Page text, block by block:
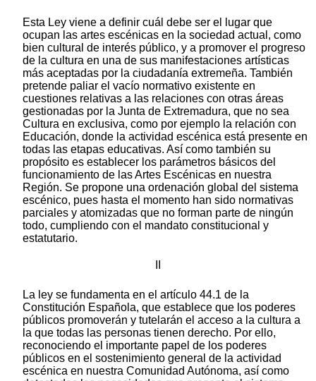
Esta Ley viene a definir cuál debe ser el lugar que
ocupan las artes escénicas en la sociedad actual, como
bien cultural de interés público, y a promover el progreso
de la cultura en una de sus manifestaciones artísticas
más aceptadas por la ciudadanía extremeña. También
pretende paliar el vacío normativo existente en
cuestiones relativas a las relaciones con otras áreas
gestionadas por la Junta de Extremadura, que no sea
Cultura en exclusiva, como por ejemplo la relación con
Educación, donde la actividad escénica está presente en
todas las etapas educativas. Así como también su
propósito es establecer los parámetros básicos del
funcionamiento de las Artes Escénicas en nuestra
Región. Se propone una ordenación global del sistema
escénico, pues hasta el momento han sido normativas
parciales y atomizadas que no forman parte de ningún
todo, cumpliendo con el mandato constitucional y
estatutario.
La ley se fundamenta en el artículo 44.1 de la
Constitución Española, que establece que los poderes
públicos promoverán y tutelarán el acceso a la cultura a
la que todas las personas tienen derecho. Por ello,
reconociendo el importante papel de los poderes
públicos en el sostenimiento general de la actividad
escénica en nuestra Comunidad Autónoma, así como